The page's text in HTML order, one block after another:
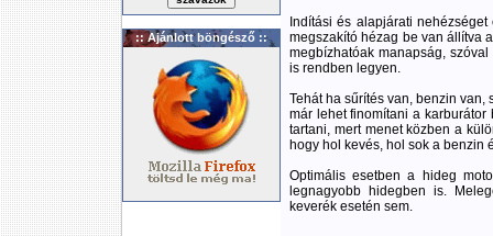
:: Ajánlott böngésző ::
Indítási és alapjárati
megszakító hézag be van állítva
megbízhatóak manapság,
is rendben legyen.
Tehát ha sűrítés van, benzin
már lehet finomítani a karburátor
tartani, mert menet közben a
hogy hol kevés, hol sok a benzin
Optimális esetben a hideg
legnagyobb hidegben is.
keverék esetén sem.